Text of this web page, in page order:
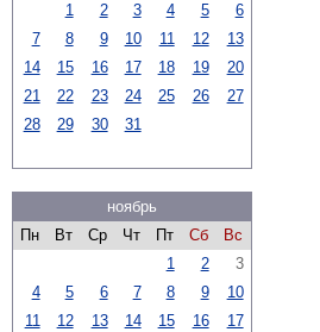
1
2 3 4 5
6
7
8 9 10 11 12
13
14
15 16 17 18 19
20
21
22 23 24 25 26
27
28
29 30 31
ноябрь
Пн
Вт Ср Чт Пт Сб
Вс
1
2
3
4
5 6 7 8 9
10
11
12 13 14 15 16
17